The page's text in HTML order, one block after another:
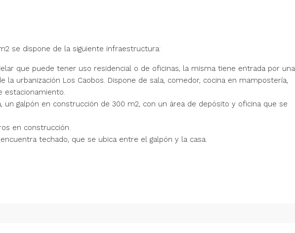
se dispone de la siguiente infraestructura:
que puede tener uso residencial o de oficinas, la misma tiene entrada por una
la urbanización Los Caobos. Dispone de sala, comedor, cocina en mampostería,
estacionamiento.
un galpón en construcción de 300 m2, con un área de depósito y oficina que se
en construcción.
techado, que se ubica entre el galpón y la casa.